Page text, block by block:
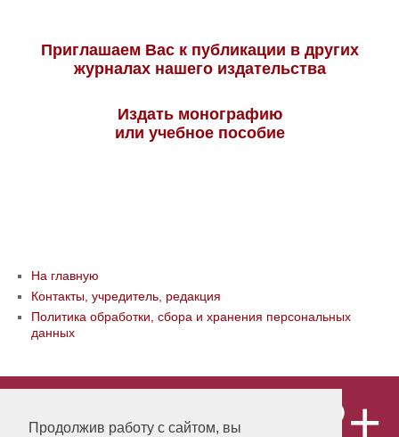
Продолжив работу с сайтом, вы
Приглашаем Вас к публикации в других
журналах нашего издательства
Издать монографию
или учебное пособие
На главную
Контакты, учредитель, редакция
Политика обработки, сбора и хранения персональных
данных
«Publishing company «World of science»,
12+